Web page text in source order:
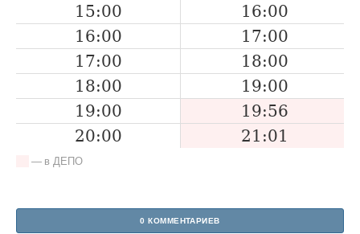
15:00
16:00
16:00
17:00
17:00
18:00
18:00
19:00
19:00
19:56
20:00
21:01
— в ДЕПО
0 КОММЕНТАРИЕВ